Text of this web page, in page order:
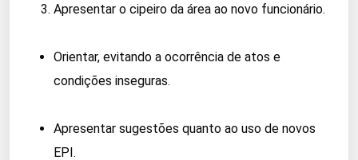
Apresentar o cipeiro da área ao novo funcionário.
Orientar, evitando a ocorrência de atos e
condições inseguras.
Apresentar sugestões quanto ao uso de novos
EPI.